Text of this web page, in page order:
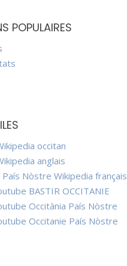
POPULAIRES
occitan
anglais
Nòstre Wikipedia français
BASTIR OCCITANIE
Occitània País Nòstre
Occitanie País Nòstre